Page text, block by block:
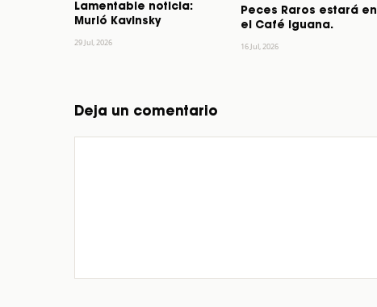
Lamentable noticia:
Murió Kavinsky
29 Jul, 2026
Peces Raros estará en
el Café Iguana.
16 Jul, 2026
Deja un comentario